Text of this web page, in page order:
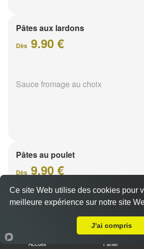
Pâtes aux lardons
Dès 9.90 €
Sauce fromage au choix
Pâtes au poulet
Dès 9.90 €
Accueil Panier
Ce site Web utilise des cookies pour
meilleure expérience sur notre site
J'ai compris